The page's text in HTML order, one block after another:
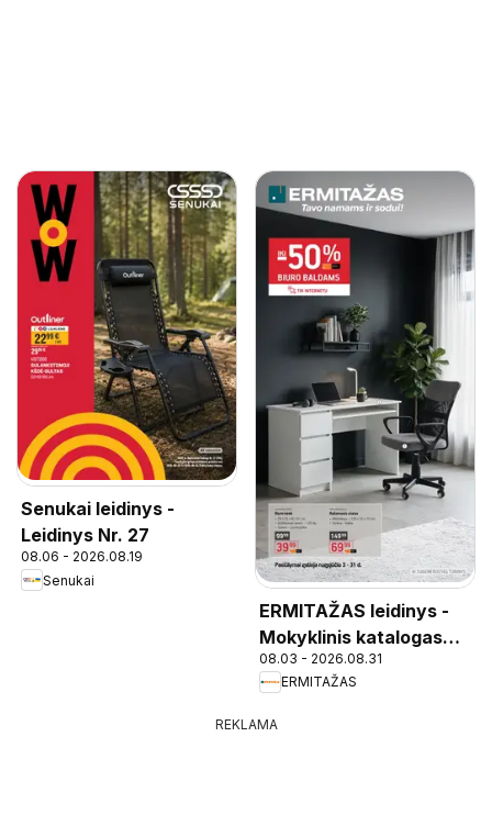
Senukai leidinys -
Leidinys Nr. 27
08.06 - 2026.08.19
Senukai
ERMITAŽAS leidinys -
Mokyklinis katalogas
2026
08.03 - 2026.08.31
ERMITAŽAS
REKLAMA